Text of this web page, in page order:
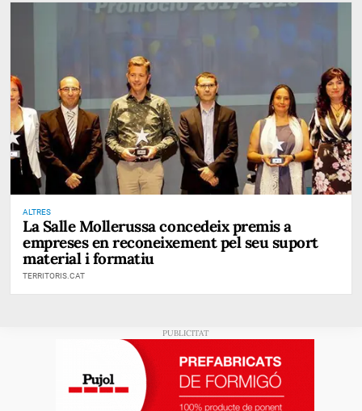
ALTRES
La Salle Mollerussa concedeix premis a
empreses en reconeixement pel seu suport
material i formatiu
TERRITORIS.CAT